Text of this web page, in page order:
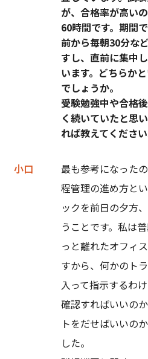
が、合格率が高い
60時間です。期間
前から毎朝30分な
すし、直前に集中
います。どちらか
でしょうか。
受験勉強中や合格
く続いていたと思
れば教えてください
小口
最も参考になった
程管理の進め方と
ックを前日の夕方
うことです。私は
っと離れたオフィ
すから、何かのト
入って指示するわ
確認すればいいの
トをだせばいいの
した。